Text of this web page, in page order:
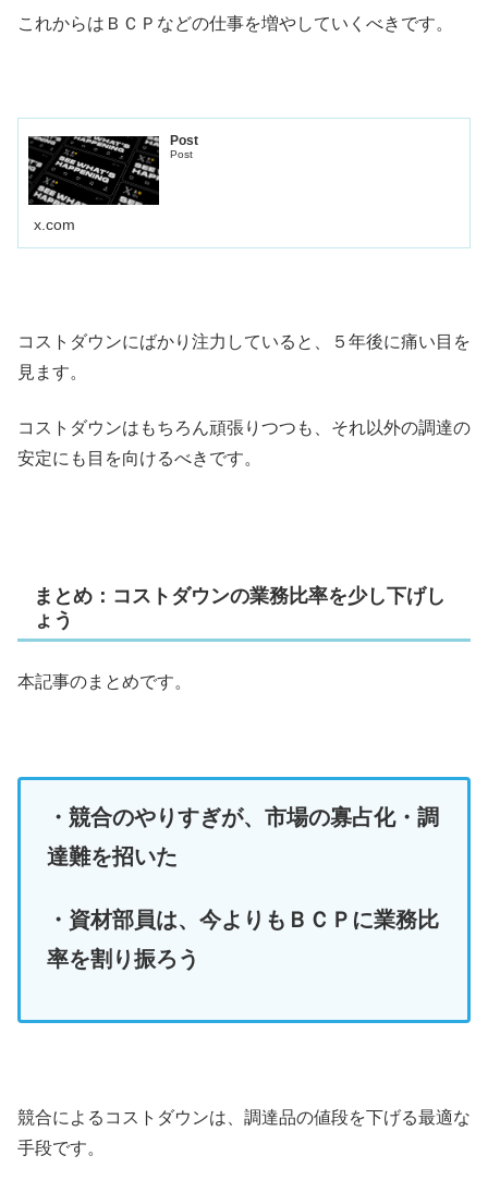
これからはＢＣＰなどの仕事を増やしていくべきです。
Post
Post
x.com
コストダウンにばかり注力していると、５年後に痛い目を
見ます。
コストダウンはもちろん頑張りつつも、それ以外の調達の
安定にも目を向けるべきです。
まとめ：コストダウンの業務比率を少し下げし
ょう
本記事のまとめです。
・競合のやりすぎが、市場の寡占化・調
達難を招いた
・資材部員は、今より も ＢＣＰに業務比
率を割り振ろう
競合によるコストダウンは、調達品の値段を下げる最適な
手段です。